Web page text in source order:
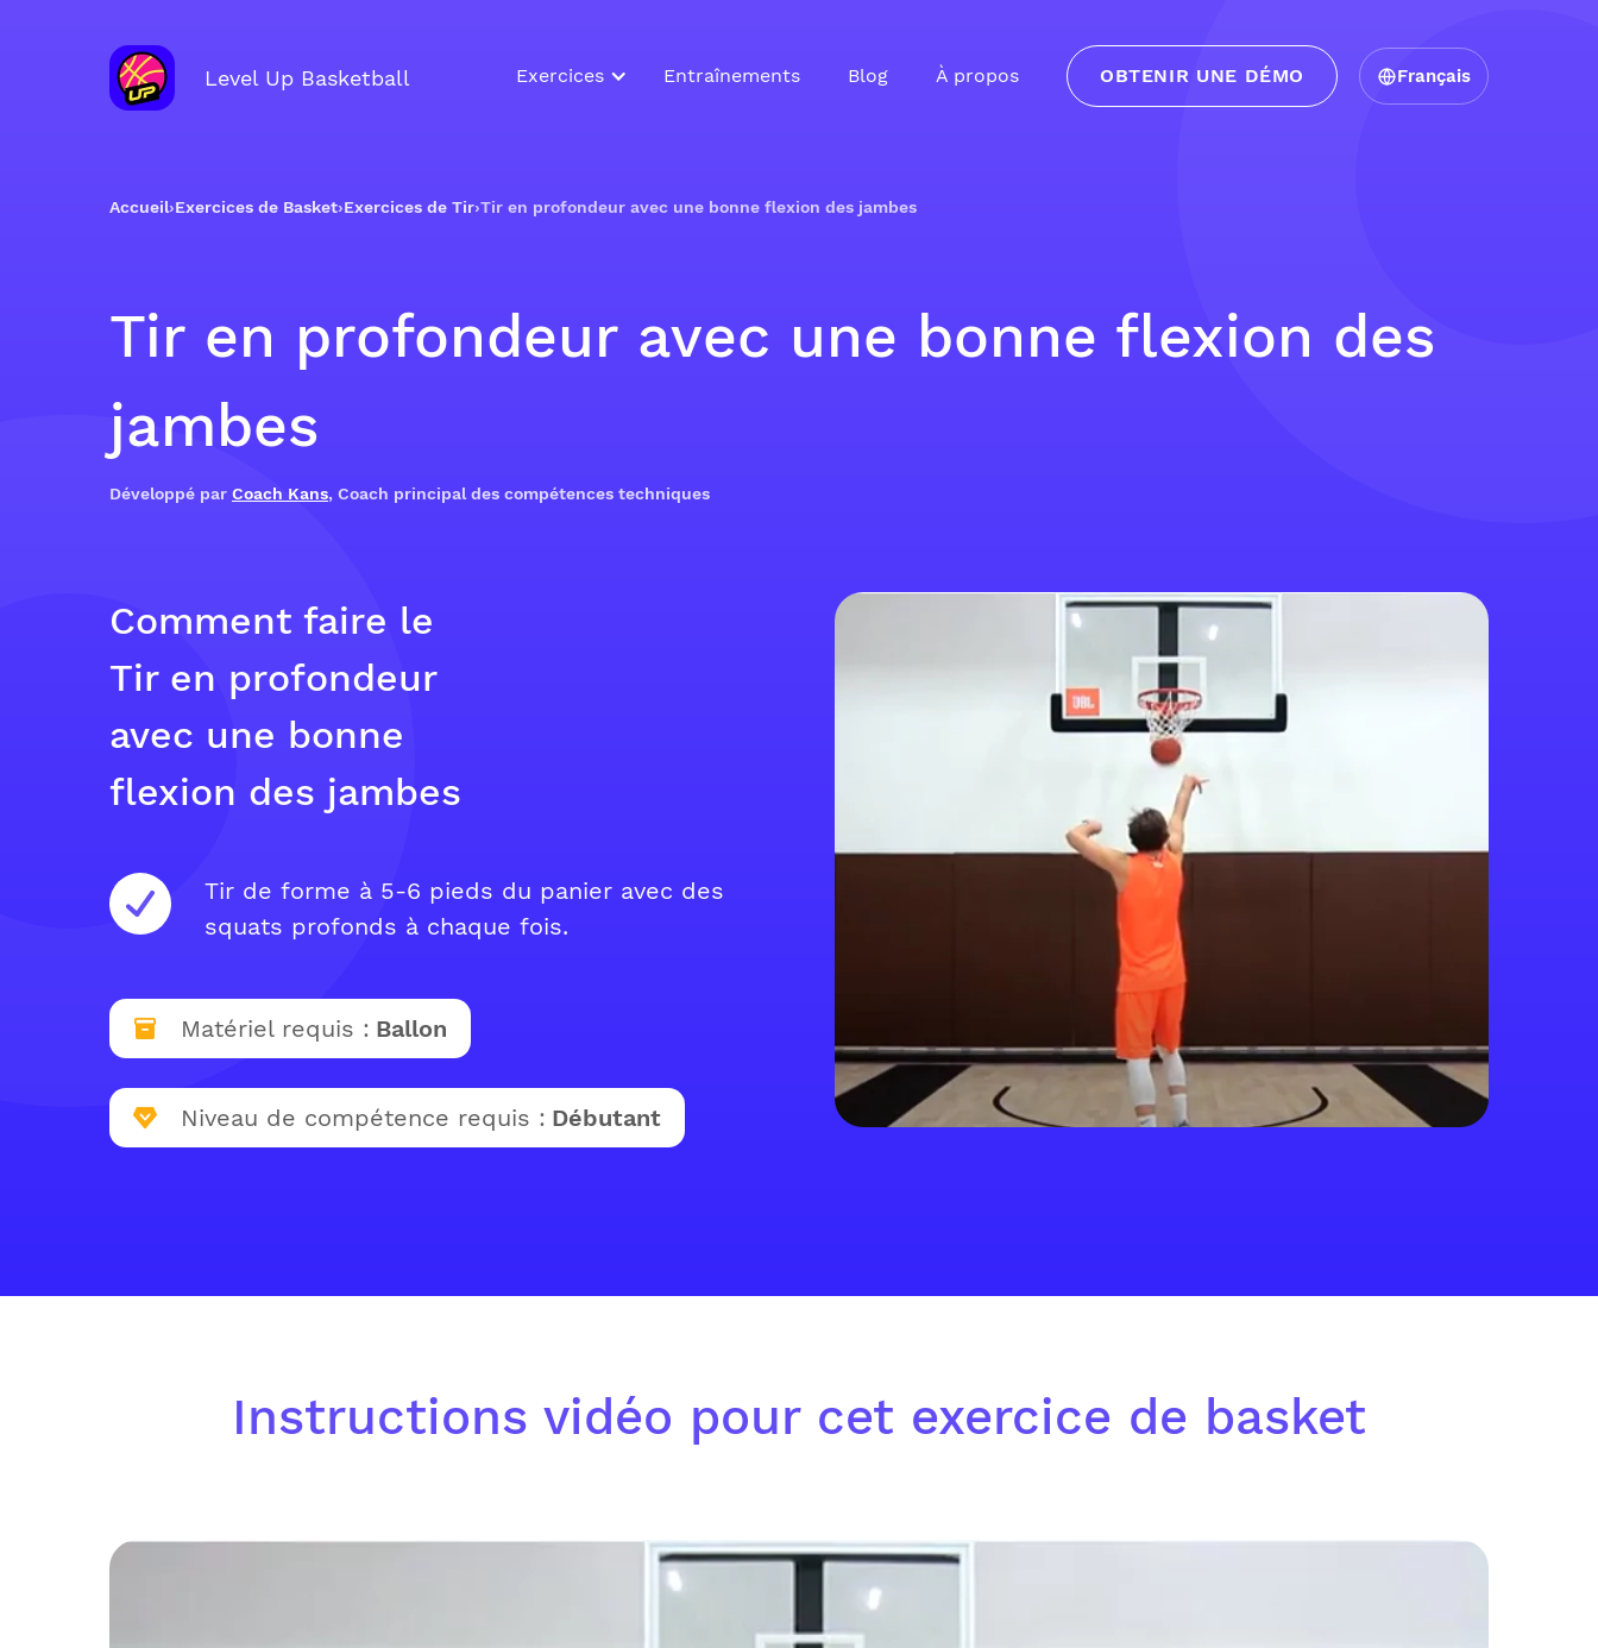
Level Up Basketball Exercices Entraînements Blog À propos OBTENIR UNE DÉMO Français
Accueil›Exercices de Basket›Exercices de Tir›Tir en profondeur avec une bonne flexion des jambes
Tir en profondeur avec une bonne flexion des
jambes
Développé par Coach Kans, Coach principal des compétences techniques
Comment faire le
Tir en profondeur
avec une bonne
flexion des jambes
Tir de forme à 5-6 pieds du panier avec des
squats profonds à chaque fois.
Matériel requis : Ballon
Niveau de compétence requis : Débutant
Instructions vidéo pour cet exercice de basket